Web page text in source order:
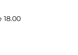
18.00